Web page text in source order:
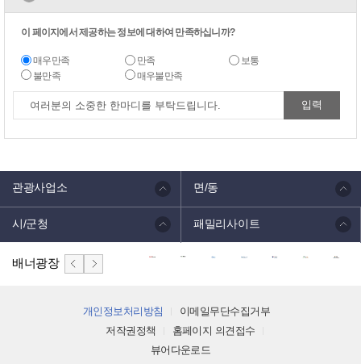
이 페이지에서 제공하는 정보에 대하여 만족하십니까?
매우만족 만족
보통
불만족
매우불만족
관광사업소 면/동
시/군청 패밀리사이트
배너광장
개인정보처리방침
이메일무단수집거부
저작권정책
홈페이지 의견접수
뷰어다운로드